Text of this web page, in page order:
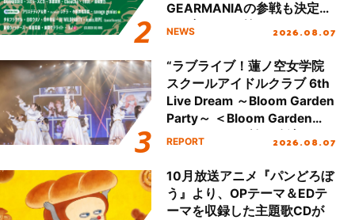
GEARMANIAの参戦も決定
し、初となる第3ステージの
NEWS 2026.08.07
“ラブライブ！蓮ノ空女学院
スクールアイドルクラブ 6th
Live Dream ～Bloom Garden
Party～ ＜Bloom Garden
Party Stage／埼玉公演＞”
REPORT 2026.08.07
10月放送アニメ『パンどろぼ
う』より、OPテーマ＆EDテ
ーマを収録した主題歌CDが